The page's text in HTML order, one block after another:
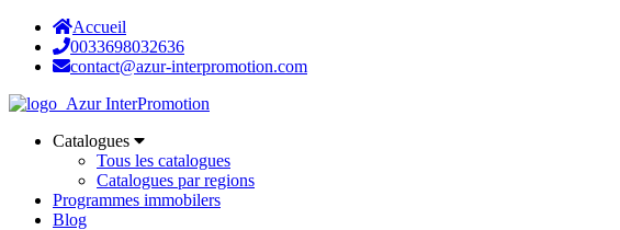
Accueil
0033698032636
contact@azur-interpromotion.com
Catalogues
Tous les catalogues
Catalogues par regions
Programmes immobilers
Blog